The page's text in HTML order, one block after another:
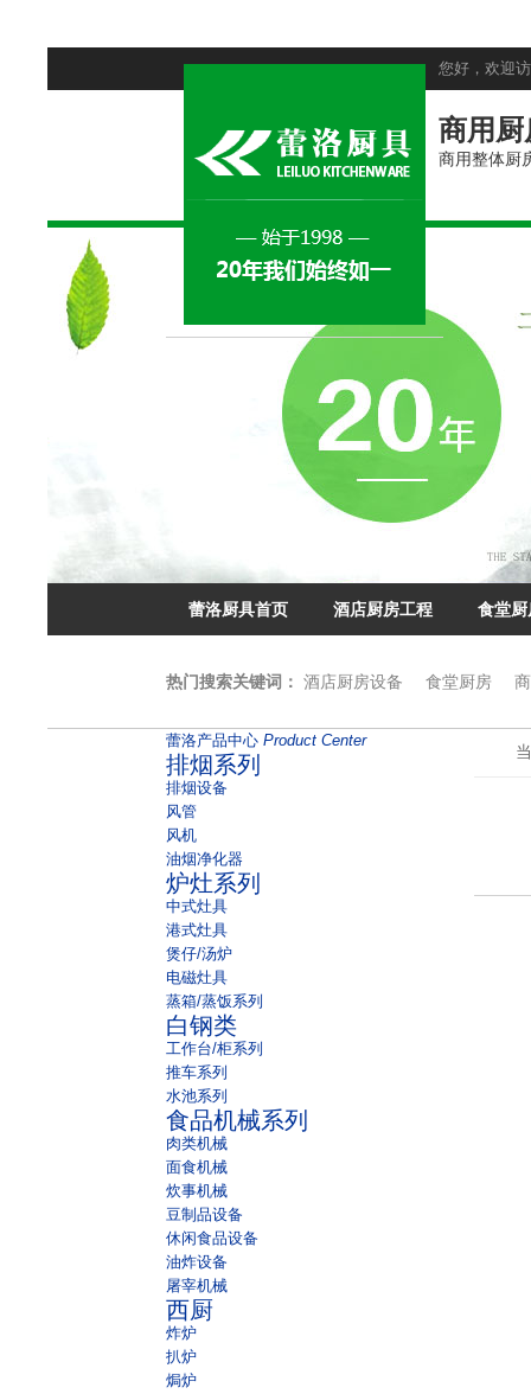
您好，欢迎
商用
商用整体厨
蕾洛厨具首页 酒店厨房工程 食堂
热门搜索关键词： 酒店厨房设备 食堂厨房
蕾洛产品中心 Product Center
排烟系列
排烟设备
风管
风机
油烟净化器
炉灶系列
中式灶具
港式灶具
煲仔/汤炉
电磁灶具
蒸箱/蒸饭系列
白钢类
工作台/柜系列
推车系列
水池系列
食品机械系列
肉类机械
面食机械
炊事机械
豆制品设备
休闲食品设备
油炸设备
屠宰机械
西厨
炸炉
扒炉
焗炉